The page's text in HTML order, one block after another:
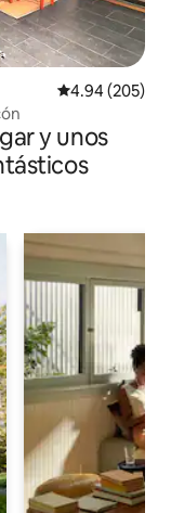
Calificación
4.94 (205)
y unos